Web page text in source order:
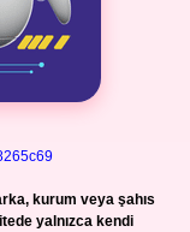
kurum veya şahıs
yalnızca kendi